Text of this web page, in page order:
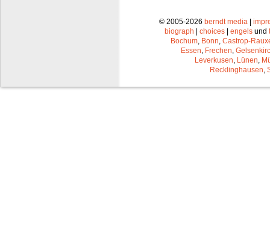
© 2005-2026 berndt media |
biograph | choices | engels und
Bochum Bonn Castrop-
Essen Frechen
Leverkusen Lünen
Recklinghausen